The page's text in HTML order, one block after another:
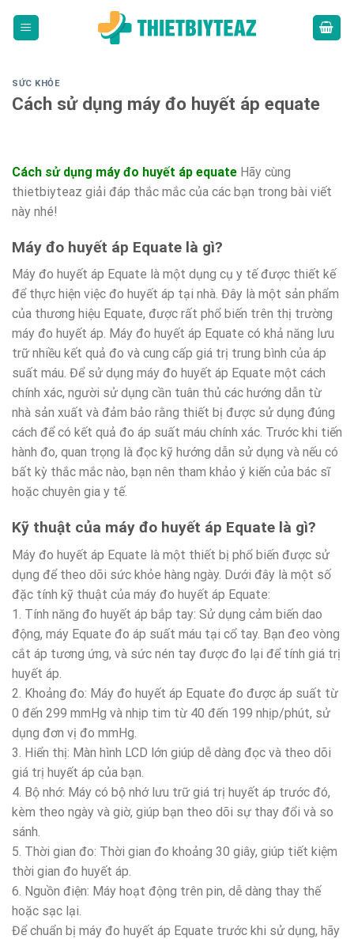
SỨC KHỎE
Cách sử dụng máy đo huyết áp equate
Cách sử dụng máy đo huyết áp equate Hãy cùng
thietbiyteaz giải đáp thắc mắc của các bạn trong bài viết
này nhé!
Máy đo huyết áp Equate là gì?
Máy đo huyết áp Equate là một dụng cụ y tế được thiết kế
để thực hiện việc đo huyết áp tại nhà. Đây là một sản phẩm
của thương hiệu Equate, được rất phổ biến trên thị trường
máy đo huyết áp. Máy đo huyết áp Equate có khả năng lưu
trữ nhiều kết quả đo và cung cấp giá trị trung bình của áp
suất máu. Để sử dụng máy đo huyết áp Equate một cách
chính xác, người sử dụng cần tuân thủ các hướng dẫn từ
nhà sản xuất và đảm bảo rằng thiết bị được sử dụng đúng
cách để có kết quả đo áp suất máu chính xác. Trước khi tiến
hành đo, quan trọng là đọc kỹ hướng dẫn sử dụng và nếu có
bất kỳ thắc mắc nào, bạn nên tham khảo ý kiến của bác sĩ
hoặc chuyên gia y tế.
Kỹ thuật của máy đo huyết áp Equate là gì?
Máy đo huyết áp Equate là một thiết bị phổ biến được sử
dụng để theo dõi sức khỏe hàng ngày. Dưới đây là một số
đặc tính kỹ thuật của máy đo huyết áp Equate:
1. Tính năng đo huyết áp bắp tay: Sử dụng cảm biến dao
động, máy Equate đo áp suất máu tại cổ tay. Bạn đeo vòng
cắt áp tương ứng, và sức nén tay được đo lại để tính giá trị
huyết áp.
2. Khoảng đo: Máy đo huyết áp Equate đo được áp suất từ
0 đến 299 mmHg và nhịp tim từ 40 đến 199 nhịp/phút, sử
dụng đơn vị đo mmHg.
3. Hiển thị: Màn hình LCD lớn giúp dễ dàng đọc và theo dõi
giá trị huyết áp của bạn.
4. Bộ nhớ: Máy có bộ nhớ lưu trữ giá trị huyết áp trước đó,
kèm theo ngày và giờ, giúp bạn theo dõi sự thay đổi và so
sánh.
5. Thời gian đo: Thời gian đo khoảng 30 giây, giúp tiết kiệm
thời gian đo huyết áp.
6. Nguồn điện: Máy hoạt động trên pin, dễ dàng thay thế
hoặc sạc lại.
Để chuẩn bị máy đo huyết áp Equate trước khi sử dụng, hãy